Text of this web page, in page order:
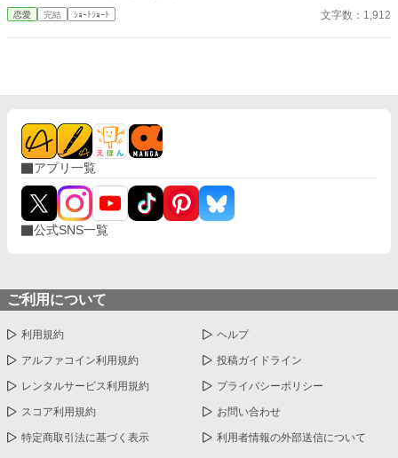
恋愛 完結 ｼｮｰﾄｼｮｰﾄ 文字数：1,912
アプリ一覧
公式SNS一覧
ご利用について
利用規約 ヘルプ
アルファコイン利用規約 投稿ガイドライン
レンタルサービス利用規約 プライバシーポリシー
スコア利用規約 お問い合わせ
特定商取引法に基づく表示 利用者情報の外部送信について